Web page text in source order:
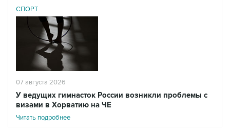
СПОРТ
07 августа 2026
У ведущих гимнасток России возникли проблемы с
визами в Хорватию на ЧЕ
Читать подробнее